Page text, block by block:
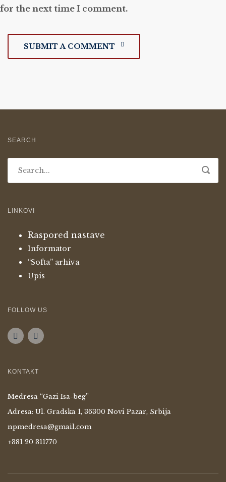
for the next time I comment.
SUBMIT A COMMENT
SEARCH
LINKOVI
Raspored nastave
Informator
“Softa” arhiva
Upis
FOLLOW US
KONTAKT
Medresa “Gazi Isa-beg”
Adresa: Ul. Gradska 1, 36300 Novi Pazar, Srbija
npmedresa@gmail.com
+381 20 311770